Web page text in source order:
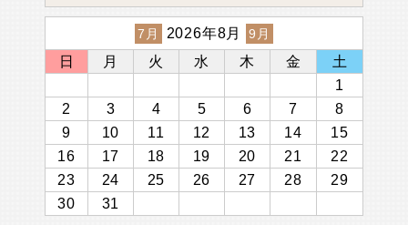
7月 2026年8月 9月
日 月 火 水 木 金
土
1
2
3 4 5 6 7
8
9
10 11 12 13 14
15
16
17 18 19 20 21
22
23
24 25 26 27 28
29
30
31